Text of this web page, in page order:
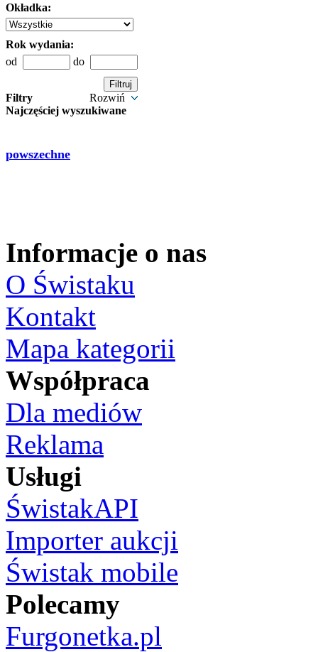
Okładka:
Rok wydania:
od
do
Filtry
Rozwiń
Najczęściej wyszukiwane
powszechne
Informacje o nas
O Świstaku
Kontakt
Mapa kategorii
Współpraca
Dla mediów
Reklama
Usługi
ŚwistakAPI
Importer aukcji
Świstak mobile
Polecamy
Furgonetka.pl